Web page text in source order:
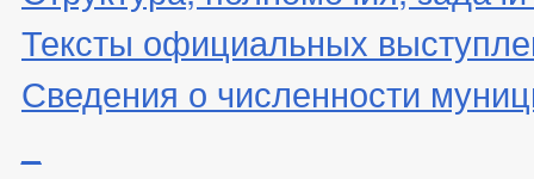
Тексты официальных
Сведения о численности